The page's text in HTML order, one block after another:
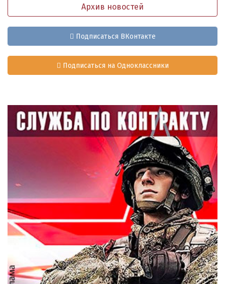
Архив новостей
Подписаться ВКонтакте
Подписаться на Одноклассники